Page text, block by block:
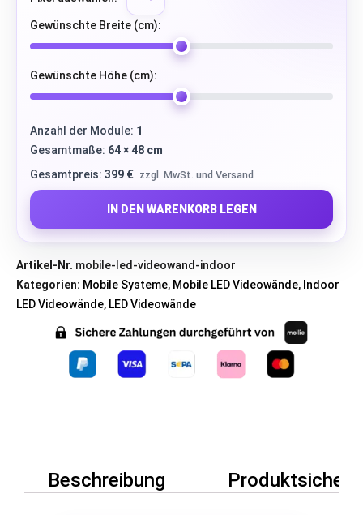
Gewünschte Breite (cm):
Gewünschte Höhe (cm):
Anzahl der Module: 1
Gesamtmaße: 64 × 48 cm
Gesamtpreis: 399 € zzgl. MwSt. und Versand
IN DEN WARENKORB LEGEN
Artikel-Nr. mobile-led-videowand-indoor
Kategorien: Mobile Systeme, Mobile LED Videowände, Indoor
LED Videowände, LED Videowände
Beschreibung